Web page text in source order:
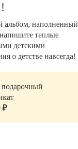
альбом, наполненный
теплые
детскими
о детстве навсегда!
₽